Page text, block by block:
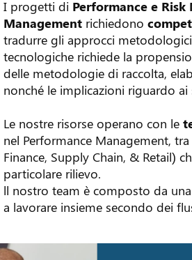
I progetti di Performance e
Management richiedono
tradurre gli approcci
tecnologiche richiede la
delle metodologie di raccolta,
nonché le implicazioni riguardo
Le nostre risorse operano con le
nel Performance Management, tra
Finance, Supply Chain, & Retail)
particolare rilievo.
ll nostro team è composto da una
a lavorare insieme secondo dei